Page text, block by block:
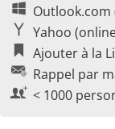
Outlook.com
Yahoo
Ajouter à la
Rappel par
< 1000